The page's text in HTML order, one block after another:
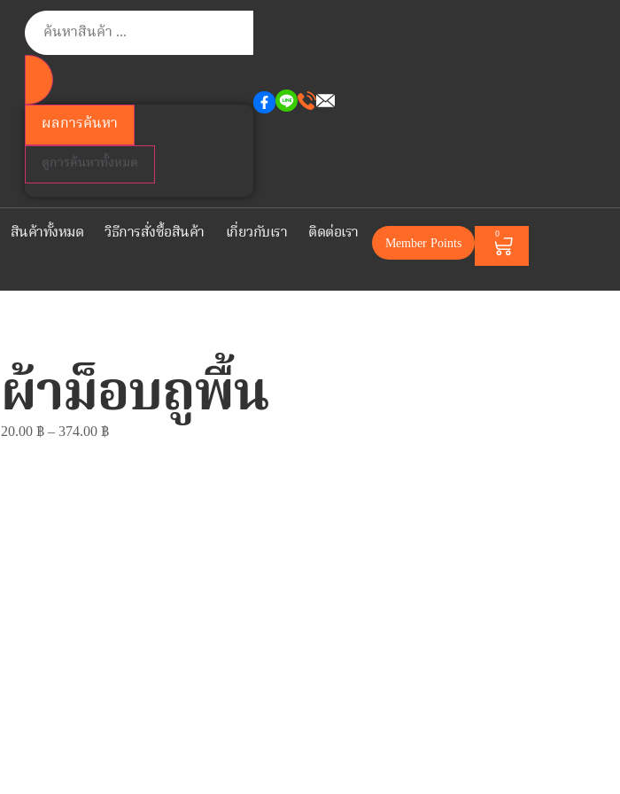
ผลการค้นหา
ดูการค้นหาทั้งหมด
สินค้าทั้งหมด วิธีการสั่งซื้อสินค้า เกี่ยวกับเรา ติดต่อเรา Member Points 0
ผ้าม็อบถูพื้น
20.00฿–374.00฿